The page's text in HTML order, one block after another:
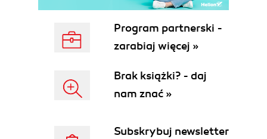
Program partnerski -
zarabiaj więcej »
Brak książki? - daj
nam znać »
Subskrybuj newsletter